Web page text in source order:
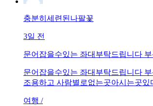
충분히세련된나팔꽃
3일 전
문어잡을수있는 좌대부탁드립니다
문어잡을수있는 좌대부탁드립니다
조용하고 사람별로없는곳아시는곳있
여행 /